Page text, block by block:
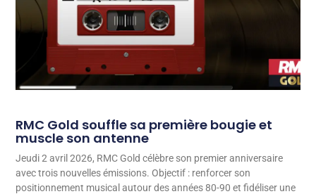
RMC Gold souffle sa première bougie et
muscle son antenne
Jeudi 2 avril 2026, RMC Gold célèbre son premier anniversaire
avec trois nouvelles émissions. Objectif : renforcer son
positionnement musical autour des années 80-90 et fidéliser une